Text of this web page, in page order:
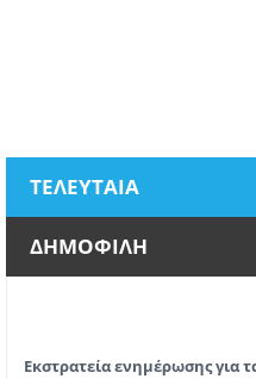
ΤΕΛΕΥΤΑΙΑ
ΔΗΜΟΦΙΛΗ
Εκστρατεία ενημέρωσης για